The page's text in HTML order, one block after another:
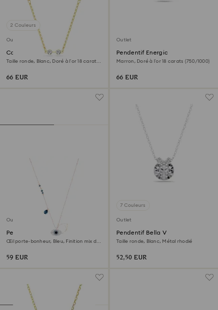
2 Couleurs
Outlet
Collier Swarovski Remix
Taille ronde, Blanc, Doré à l’or 18 carats
66 EUR
Outlet
Pendentif Energic
Marron, Doré à l’or 18 carats (750/1000)
66 EUR
Outlet
Pendentif Symbolica
Œil porte-bonheur, Bleu, Finition mix de
59 EUR
7 Couleurs
Outlet
Pendentif Bella V
Taille ronde, Blanc, Métal rhodié
52,50 EUR